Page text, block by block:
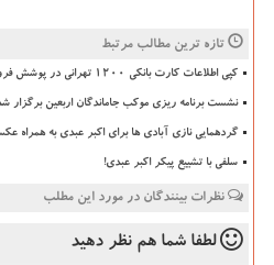
تازه ترین مطالب مرتبط
کپی اطلاعات کارت بانکی ۱۲۰۰ تهرانی در پوشش فروشنده میوه
نشست برنامه ریزی موکب جاماندگان اربعین برگزار
گردهمایی نازی آبادی ها برای اکبر عبدی به همراه
سلفی با تشییع پیکر اکبر عبدی!
نظرات بینندگان در مورد این مطلب
لطفا شما هم نظر دهید